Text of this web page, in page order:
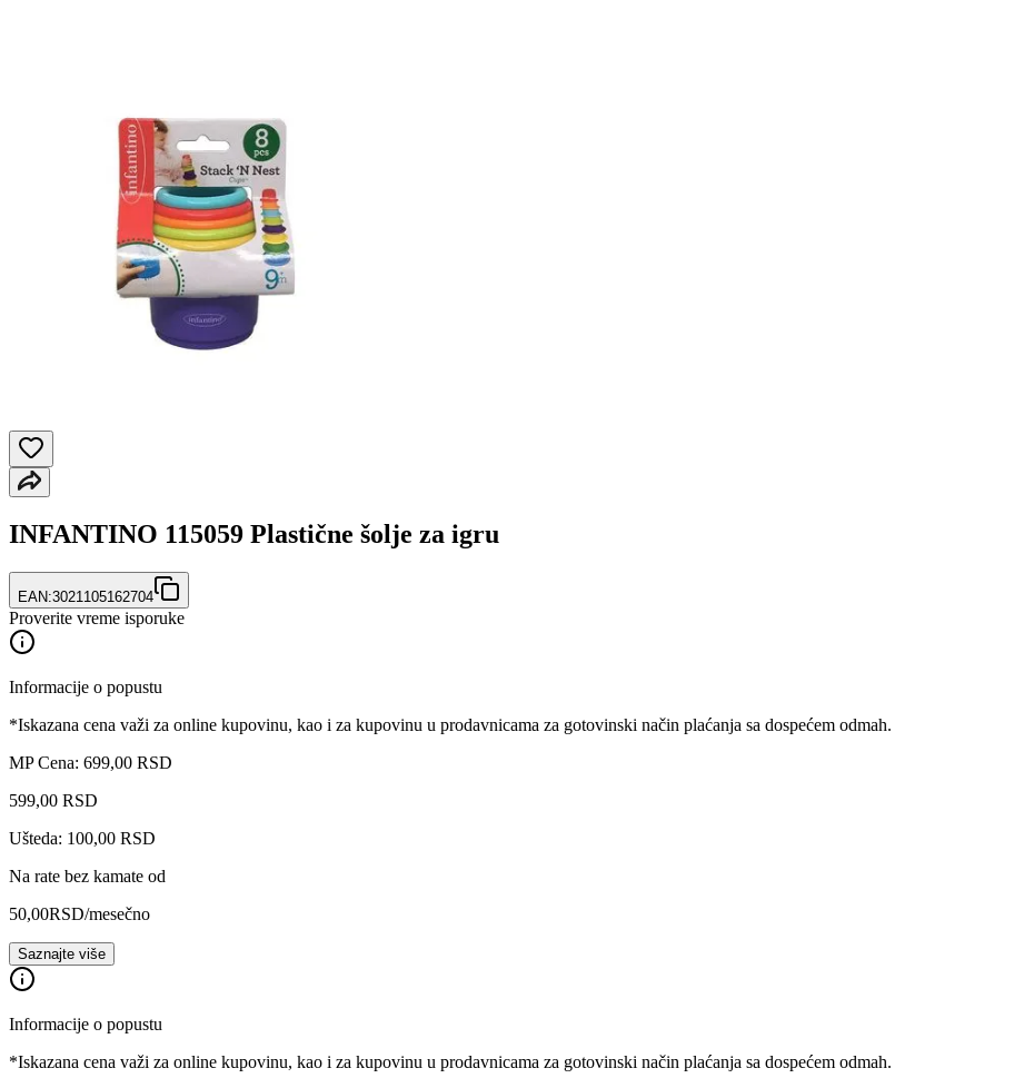
INFANTINO 115059 Plastične šolje za igru
EAN:3021105162704
Proverite vreme isporuke
Informacije o popustu
*Iskazana cena važi za online kupovinu, kao i za kupovinu u prodavnicama za gotovinski način plaćanja sa dospećem odmah.
MP Cena: 699,00 RSD
599,00 RSD
Ušteda: 100,00 RSD
Na rate bez kamate od
50,00RSD/mesečno
Saznajte više
Informacije o popustu
*Iskazana cena važi za online kupovinu, kao i za kupovinu u prodavnicama za gotovinski način plaćanja sa dospećem odmah.